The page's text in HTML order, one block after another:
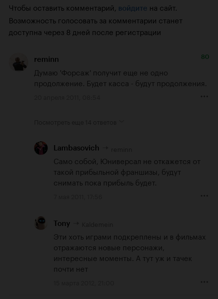
Чтобы оставить комментарий, войдите на сайт.
Возможность голосовать за комментарии станет
доступна через 8 дней после регистрации
reminn 80
Думаю 'Форсаж' получит еще не одно
продолжение. Будет касса - будут продолжения.
Lambasovich
Само собой, Юниверсал не откажется от
такой прибыльной франшизы, будут
снимать пока прибыль будет.
Tony
Эти хоть играми подкреплены и в фильмах
отражаются новые персонажи,
интересные моменты. А тут уж и тачек
почти нет